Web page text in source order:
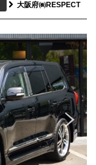
大阪府㈱RESPECT